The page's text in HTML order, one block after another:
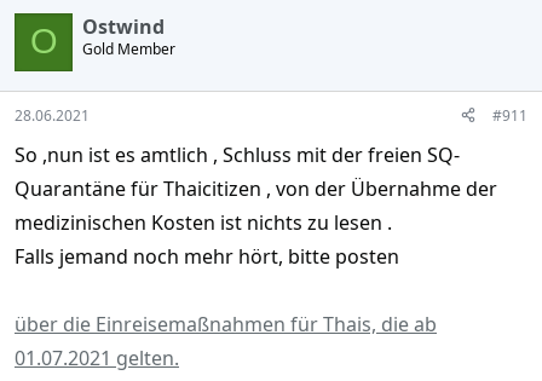
l
e
r
l
t
a
O Ostwind
Gold Member
28.06.2021 #911
So ,nun ist es amtlich , Schluss mit der freien SQ-
Quarantäne für Thaicitizen , von der Übernahme der
medizinischen Kosten ist nichts zu lesen .
Falls jemand noch mehr hört, bitte posten
über die Einreisemaßnahmen für Thais, die ab
01.07.2021 gelten.